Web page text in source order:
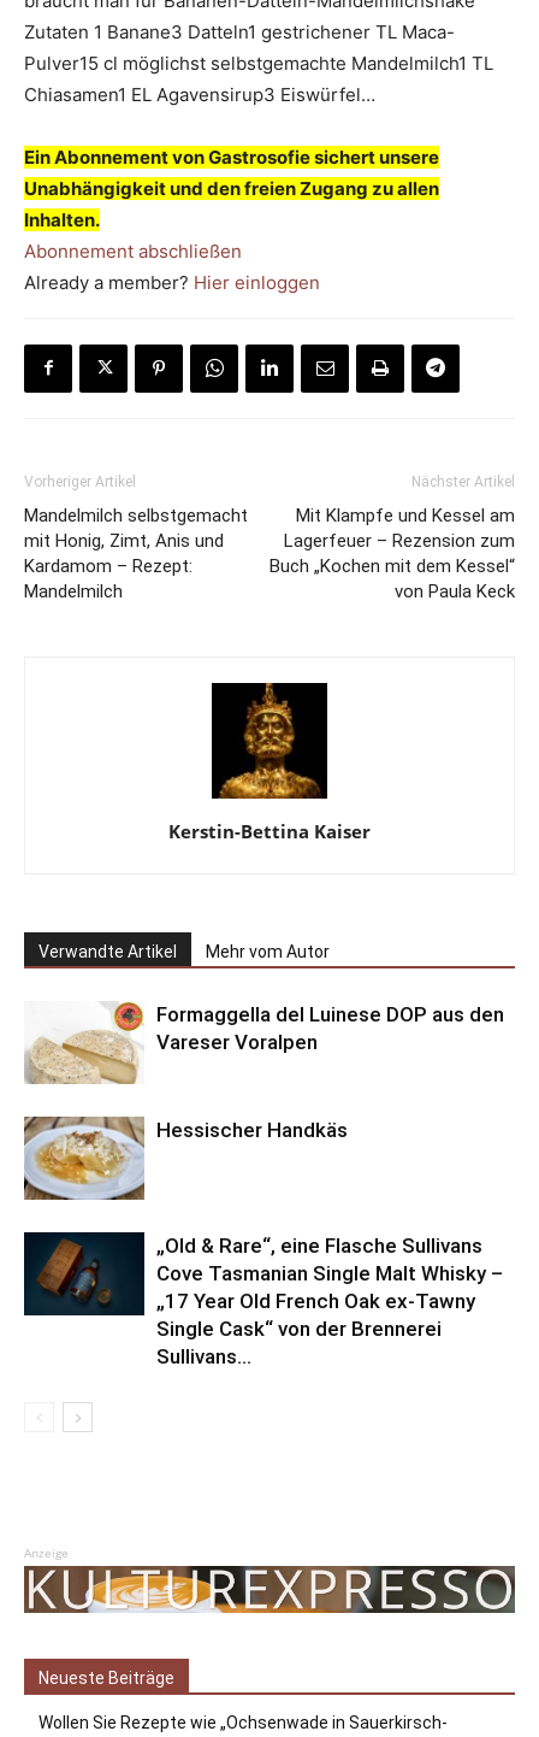
Zutaten 1 Banane3 Datteln1 gestrichener TL Maca-
Pulver15 cl möglichst selbstgemachte Mandelmilch1 TL
Chiasamen1 EL Agavensirup3 Eiswürfel…
Ein Abonnement von Gastrosofie sichert unsere
Unabhängigkeit und den freien Zugang zu allen
Inhalten.
Abonnement abschließen
Already a member? Hier einloggen
Vorheriger Artikel
Mandelmilch selbstgemacht
mit Honig, Zimt, Anis und
Kardamom – Rezept:
Mandelmilch
Nächster Artikel
Mit Klampfe und Kessel am
Lagerfeuer – Rezension zum
Buch „Kochen mit dem Kessel“
von Paula Keck
Kerstin-Bettina Kaiser
Verwandte Artikel Mehr vom Autor
Formaggella del Luinese DOP aus den
Vareser Voralpen
Hessischer Handkäs
„Old & Rare“, eine Flasche Sullivans
Cove Tasmanian Single Malt Whisky –
„17 Year Old French Oak ex-Tawny
Single Cask“ von der Brennerei
Sullivans...
Anzeige
Neueste Beiträge
Wollen Sie Rezepte wie „Ochsenwade in Sauerkirsch-